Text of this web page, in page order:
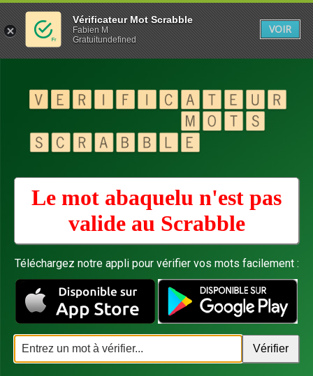
Le mot abaquelu n'est pas
valide au Scrabble
Téléchargez notre appli pour vérifier vos mots facilement :
Vérificateur Mot Scrabble
Fabien M
Gratuitundefined
VOIR